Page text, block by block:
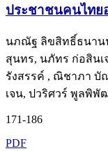
ประชาชนคนไทย
นภณัฐ ลิขสิทธิ์ธนา
สุนทร, นภัทร ก่อสิน
รังสรรค์ , ณิชาภา
เจน, ปวริศวร์ พูลพิพัฒ
171-186
PDF